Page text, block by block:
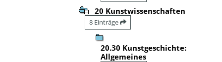
20 Kunstwissenschaften
8 Einträge
20.30 Kunstgeschichte:
Allgemeines